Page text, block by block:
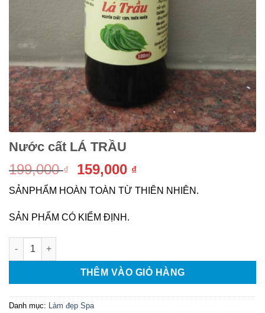
Nước cất LÁ TRẦU
199,000₫
Giá
gốc
là:
199,000 ₫.
159,000 ₫Giá
hiện
tại
SẢNPHẨM HOÀN TOÀN TỪ THIÊN NHIÊN.
SẢN PHẨM CÓ KIỂM ĐỊNH.
THÊM VÀO GIỎ HÀNG
Danh mục:
Làm đẹp Spa